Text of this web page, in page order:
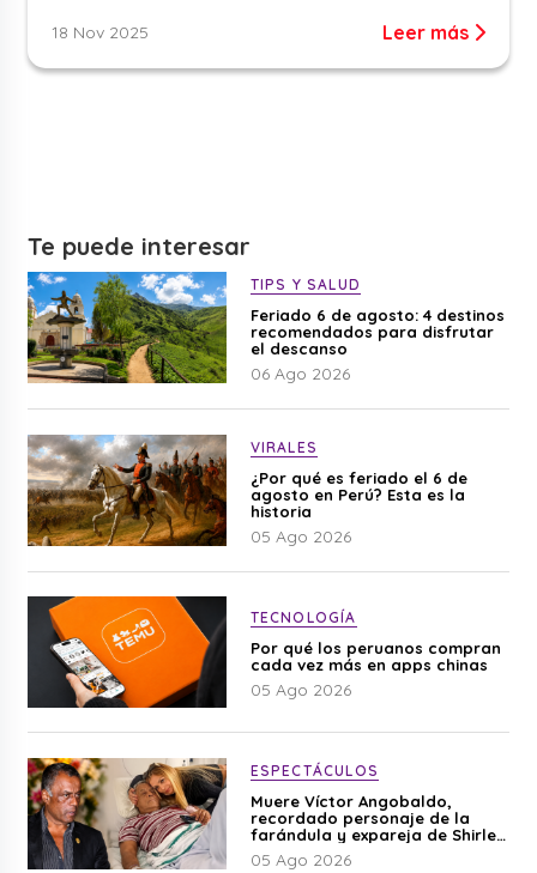
18 Nov 2025 Leer más
Te puede interesar
TIPS Y SALUD
Feriado 6 de agosto: 4 destinos
recomendados para disfrutar
el descanso
06 Ago 2026
VIRALES
¿Por qué es feriado el 6 de
agosto en Perú? Esta es la
historia
05 Ago 2026
TECNOLOGÍA
Por qué los peruanos compran
cada vez más en apps chinas
05 Ago 2026
ESPECTÁCULOS
Muere Víctor Angobaldo,
recordado personaje de la
farándula y expareja de Shirley
Cherres
05 Ago 2026